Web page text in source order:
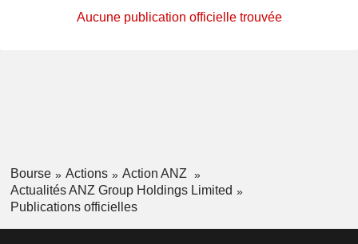
Aucune publication officielle trouvée
Bourse Actions
Action ANZ
Actualités ANZ Group Holdings Limited
Publications officielles